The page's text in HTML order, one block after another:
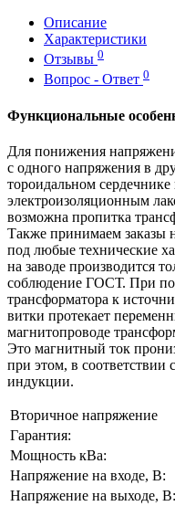
Описание
Характеристики
Отзывы 0
Вопрос - Ответ 0
Функциональные
Для понижения
с одного напряжения в
тороидальном
электроизоляционным
возможна пропитка
Также принимаем заказы
под любые технические
на заводе производится
соблюдение ГОСТ. При
трансформатора к
витки протекает
магнитопроводе
Это магнитный ток
при этом, в соответствии
индукции.
Вторичное напряжение
Гарантия:
Мощность кВа:
Напряжение на входе, В:
Напряжение на выходе, В: